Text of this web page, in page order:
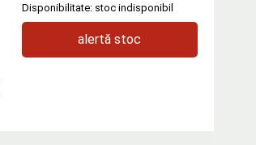
Disponibilitate: stoc indisponibil
alertă stoc